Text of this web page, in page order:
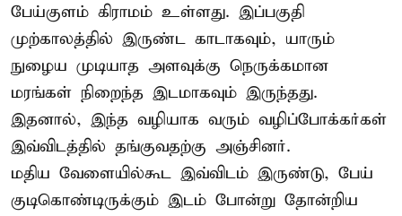
பேய்குளம் கிராமம் உள்ளது. இப்பகுதி
முற்காலத்தில் இருண்ட காடாகவும், யாரும்
நுழைய முடியாத அளவுக்கு நெருக்கமான
மரங்கள் நிறைந்த இடமாகவும் இருந்தது.
இதனால், இந்த வழியாக வரும் வழிப்போக்கர்கள்
இவ்விடத்தில் தங்குவதற்கு அஞ்சினர்.
மதிய வேளையில்கூட இவ்விடம் இருண்டு, பேய்
குடிகொண்டிருக்கும் இடம் போன்று தோன்றிய